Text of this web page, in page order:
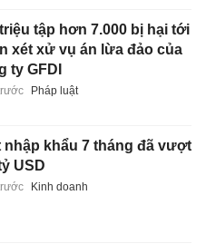
tập hơn 7.000 bị hại tới
xét xử vụ án lừa đảo của
ty GFDI
Pháp luật
nhập khẩu 7 tháng đã vượt
USD
Kinh doanh